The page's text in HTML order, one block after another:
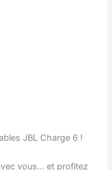
JBL Charge 6 !
vous… et profitez